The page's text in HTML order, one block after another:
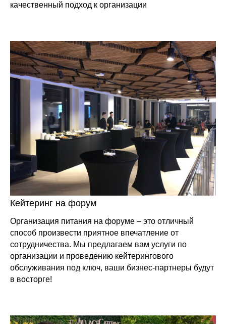
качественный подход к организации
Кейтеринг на форум
Организация питания на форуме – это отличный
способ произвести приятное впечатление от
сотрудничества. Мы предлагаем вам услуги по
организации и проведению кейтерингового
обслуживания под ключ, ваши бизнес-партнеры будут
в восторге!